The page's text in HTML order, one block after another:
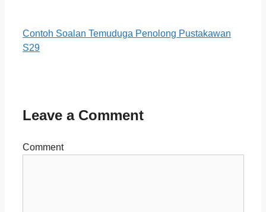
Contoh Soalan Temuduga Penolong Pustakawan
S29
Leave a Comment
Comment